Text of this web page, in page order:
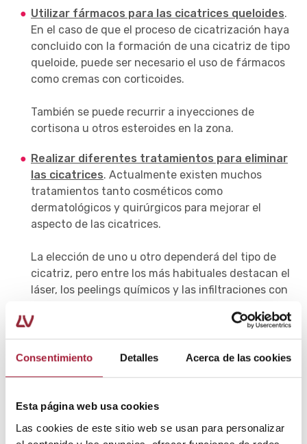
Consentimiento Detalles Acerca de las cookies
Esta página web usa cookies
Las cookies de este sitio web se usan para personalizar
Utilizar fármacos para las cicatrices queloides.
En el caso de que el proceso de cicatrización haya
concluido con la formación de una cicatriz de tipo
queloide, puede ser necesario el uso de fármacos
como cremas con corticoides.
También se puede recurrir a inyecciones de
cortisona u otros esteroides en la zona.
Realizar diferentes tratamientos para eliminar
las cicatrices. Actualmente existen muchos
tratamientos tanto cosméticos como
dermatológicos y quirúrgicos para mejorar el
aspecto de las cicatrices.
La elección de uno u otro dependerá del tipo de
cicatriz, pero entre los más habituales destacan el
láser, los peelings químicos y las infiltraciones con
(PRP).
En ciertos casos se puede incluso aconsejar
cicatriz más estética.
A pesar de seguir estas recomendaciones sobrecómo